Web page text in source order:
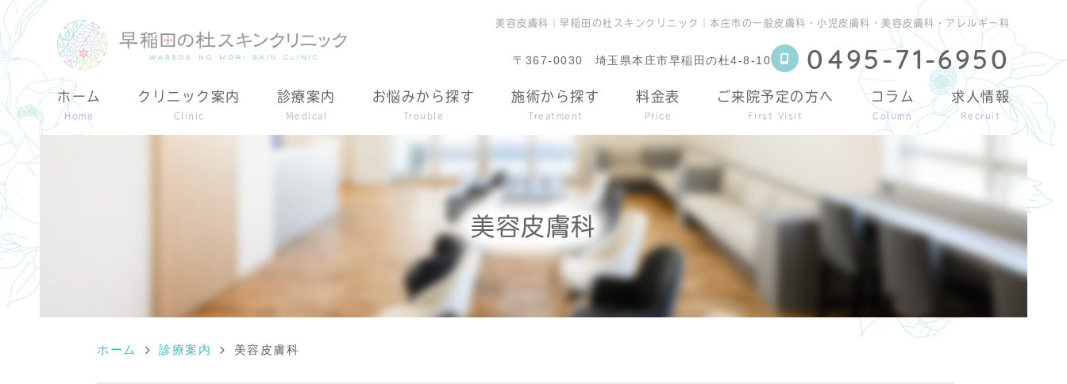
美容皮膚科｜早稲田の杜スキンクリニック｜本庄市の一般皮膚科・小児皮膚科・美容皮膚科・アレルギー科
〒367-0030 埼玉県本庄市早稲田の杜4-8-10 0495-71-6950
ホーム
Home
クリニック案内
Clinic
診療案内
Medical
お悩みから探す
Trouble
施術から探す
Treatment
料金表
Price
ご来院予定の方へ
First Visit
コラム
Column
求人情報
Recruit
美容皮膚科
ホーム 診療案内 美容皮膚科